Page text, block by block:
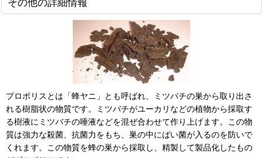
プロポリスとは「蜂ヤニ」とも呼ばれ、ミツバチの巣から取り出さ
れる樹脂状の物質です。ミツバチがユーカリなどの植物から採取す
る樹液にミツバチの唾液などを混ぜ合わせて作り上げます。この物
質は強力な殺菌、抗菌力をもち、巣の中にばい菌が入るのを防いで
くれます。この物質を蜂の巣から採取し、精製して製品化したもの